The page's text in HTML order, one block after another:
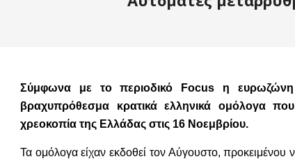
Σύμφωνα με το περιοδικό Focus η ευρωζώνη
βραχυπρόθεσμα κρατικά ελληνικά ομόλογα
χρεοκοπία της Ελλάδας στις 16 Νοεμβρίου.
Τα ομόλογα είχαν εκδοθεί τον Αύγουστο, προκειμένου